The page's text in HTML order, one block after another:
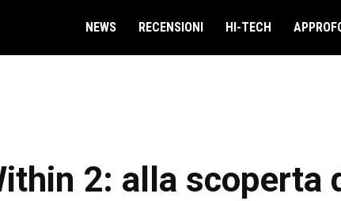
NEWS RECENSIONI HI-TECH
2: alla scoperta